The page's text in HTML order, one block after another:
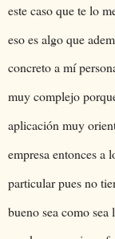
este caso que te lo
eso es algo que
concreto a mí
muy complejo
aplicación muy
empresa entonces a
particular pues no
bueno sea como